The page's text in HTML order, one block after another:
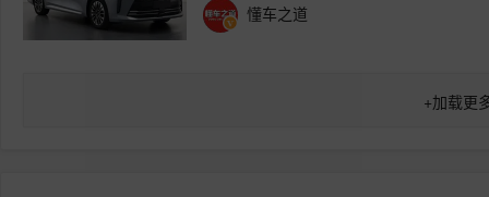
懂车之道
+加载更